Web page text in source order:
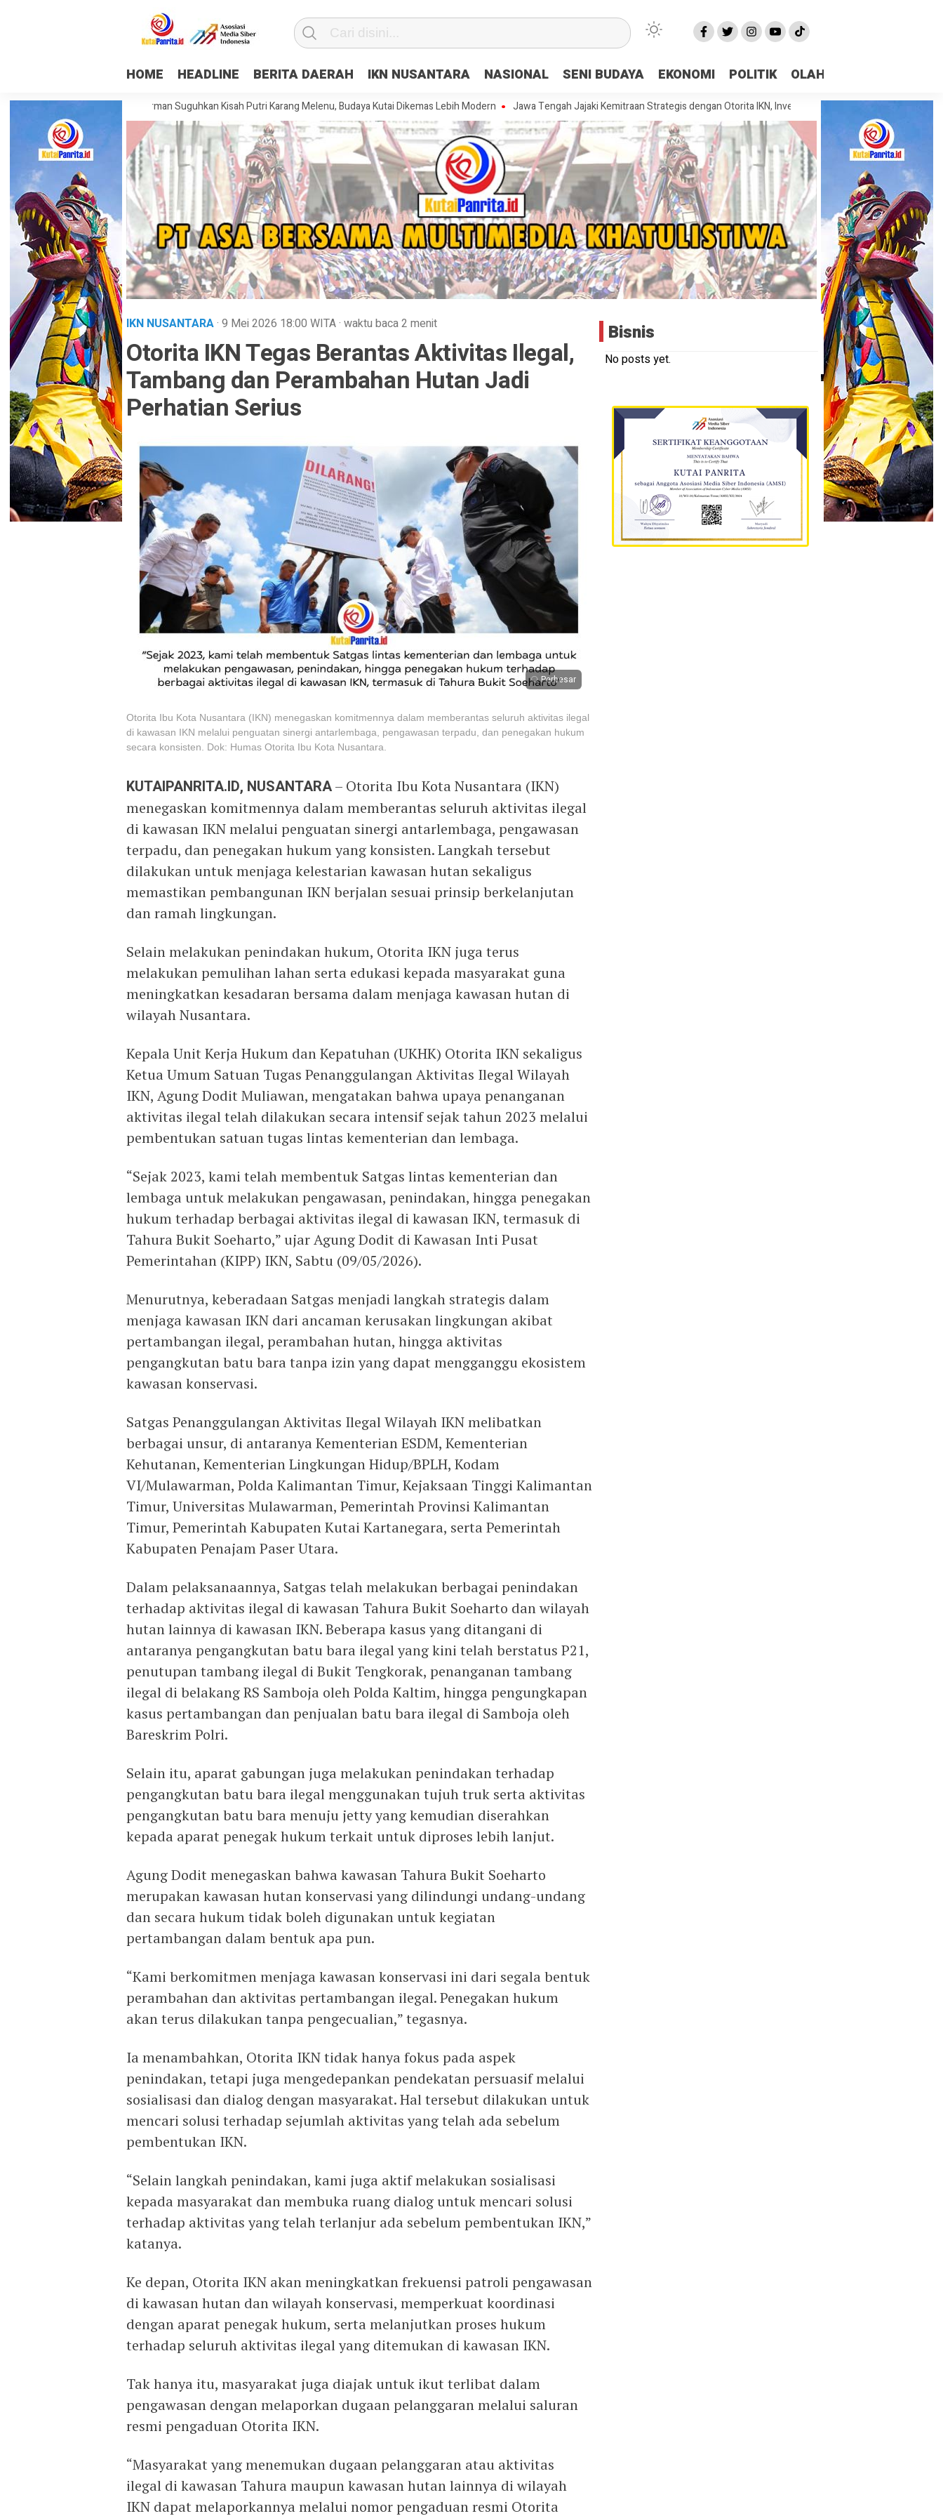
HOME HEADLINE BERITA DAERAH IKN NUSANTARA NASIONAL SENI BUDAYA EKONOMI POLITIK OLAHRAGA
Museum Mulawarman Suguhkan Kisah Putri Karang Melenu, Budaya Kutai Dikemas Lebih Modern Jawa Tengah Jajaki Kemitraan Strategis dengan Otorita IKN, Investasi dan Kolaborasi Jadi Fokus Pembahasan
IKN NUSANTARA· 9 Mei 2026 18:00 WITA· waktu baca 2 menit
Otorita IKN Tegas Berantas Aktivitas Ilegal,
Tambang dan Perambahan Hutan Jadi
Perhatian Serius
Perbesar
Otorita Ibu Kota Nusantara (IKN) menegaskan komitmennya dalam memberantas seluruh aktivitas ilegal
di kawasan IKN melalui penguatan sinergi antarlembaga, pengawasan terpadu, dan penegakan hukum
secara konsisten. Dok: Humas Otorita Ibu Kota Nusantara.
KUTAIPANRITA.ID, NUSANTARA– Otorita Ibu Kota Nusantara (IKN)
menegaskan komitmennya dalam memberantas seluruh aktivitas ilegal
di kawasan IKN melalui penguatan sinergi antarlembaga, pengawasan
terpadu, dan penegakan hukum yang konsisten. Langkah tersebut
dilakukan untuk menjaga kelestarian kawasan hutan sekaligus
memastikan pembangunan IKN berjalan sesuai prinsip berkelanjutan
dan ramah lingkungan.
Selain melakukan penindakan hukum, Otorita IKN juga terus
melakukan pemulihan lahan serta edukasi kepada masyarakat guna
meningkatkan kesadaran bersama dalam menjaga kawasan hutan di
wilayah Nusantara.
Kepala Unit Kerja Hukum dan Kepatuhan (UKHK) Otorita IKN sekaligus
Ketua Umum Satuan Tugas Penanggulangan Aktivitas Ilegal Wilayah
IKN, Agung Dodit Muliawan, mengatakan bahwa upaya penanganan
aktivitas ilegal telah dilakukan secara intensif sejak tahun 2023 melalui
pembentukan satuan tugas lintas kementerian dan lembaga.
“Sejak 2023, kami telah membentuk Satgas lintas kementerian dan
lembaga untuk melakukan pengawasan, penindakan, hingga penegakan
hukum terhadap berbagai aktivitas ilegal di kawasan IKN, termasuk di
Tahura Bukit Soeharto,” ujar Agung Dodit di Kawasan Inti Pusat
Pemerintahan (KIPP) IKN, Sabtu (09/05/2026).
Menurutnya, keberadaan Satgas menjadi langkah strategis dalam
menjaga kawasan IKN dari ancaman kerusakan lingkungan akibat
pertambangan ilegal, perambahan hutan, hingga aktivitas
pengangkutan batu bara tanpa izin yang dapat mengganggu ekosistem
kawasan konservasi.
Satgas Penanggulangan Aktivitas Ilegal Wilayah IKN melibatkan
berbagai unsur, di antaranya Kementerian ESDM, Kementerian
Kehutanan, Kementerian Lingkungan Hidup/BPLH, Kodam
VI/Mulawarman, Polda Kalimantan Timur, Kejaksaan Tinggi Kalimantan
Timur, Universitas Mulawarman, Pemerintah Provinsi Kalimantan
Timur, Pemerintah Kabupaten Kutai Kartanegara, serta Pemerintah
Kabupaten Penajam Paser Utara.
Dalam pelaksanaannya, Satgas telah melakukan berbagai penindakan
terhadap aktivitas ilegal di kawasan Tahura Bukit Soeharto dan wilayah
hutan lainnya di kawasan IKN. Beberapa kasus yang ditangani di
antaranya pengangkutan batu bara ilegal yang kini telah berstatus P21,
penutupan tambang ilegal di Bukit Tengkorak, penanganan tambang
ilegal di belakang RS Samboja oleh Polda Kaltim, hingga pengungkapan
kasus pertambangan dan penjualan batu bara ilegal di Samboja oleh
Bareskrim Polri.
Selain itu, aparat gabungan juga melakukan penindakan terhadap
pengangkutan batu bara ilegal menggunakan tujuh truk serta aktivitas
pengangkutan batu bara menuju jetty yang kemudian diserahkan
kepada aparat penegak hukum terkait untuk diproses lebih lanjut.
Agung Dodit menegaskan bahwa kawasan Tahura Bukit Soeharto
merupakan kawasan hutan konservasi yang dilindungi undang-undang
dan secara hukum tidak boleh digunakan untuk kegiatan
pertambangan dalam bentuk apa pun.
“Kami berkomitmen menjaga kawasan konservasi ini dari segala bentuk
perambahan dan aktivitas pertambangan ilegal. Penegakan hukum
akan terus dilakukan tanpa pengecualian,” tegasnya.
Ia menambahkan, Otorita IKN tidak hanya fokus pada aspek
penindakan, tetapi juga mengedepankan pendekatan persuasif melalui
sosialisasi dan dialog dengan masyarakat. Hal tersebut dilakukan untuk
mencari solusi terhadap sejumlah aktivitas yang telah ada sebelum
pembentukan IKN.
“Selain langkah penindakan, kami juga aktif melakukan sosialisasi
kepada masyarakat dan membuka ruang dialog untuk mencari solusi
terhadap aktivitas yang telah terlanjur ada sebelum pembentukan IKN,”
katanya.
Ke depan, Otorita IKN akan meningkatkan frekuensi patroli pengawasan
di kawasan hutan dan wilayah konservasi, memperkuat koordinasi
dengan aparat penegak hukum, serta melanjutkan proses hukum
terhadap seluruh aktivitas ilegal yang ditemukan di kawasan IKN.
Tak hanya itu, masyarakat juga diajak untuk ikut terlibat dalam
pengawasan dengan melaporkan dugaan pelanggaran melalui saluran
resmi pengaduan Otorita IKN.
“Masyarakat yang menemukan dugaan pelanggaran atau aktivitas
ilegal di kawasan Tahura maupun kawasan hutan lainnya di wilayah
IKN dapat melaporkannya melalui nomor pengaduan resmi Otorita
Bisnis
No posts yet.